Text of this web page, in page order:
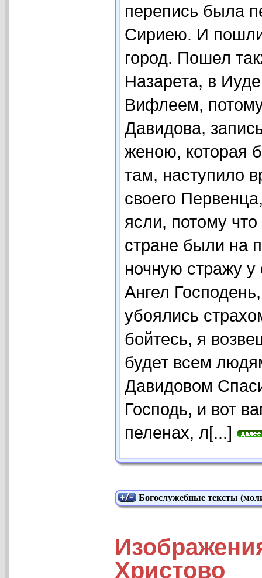
перепись была
Сириею. И пошли
город. Пошел
Назарета, в
Вифлеем,
Давидова,
женою, которая
там, наступило
своего
ясли, потому
стране были на
ночную стражу у
Ангел
убоялись
бойтесь, я
будет всем
Давидовом
Господь, и вот
пеленах, л[...]
Богослужебные тексты
Христово